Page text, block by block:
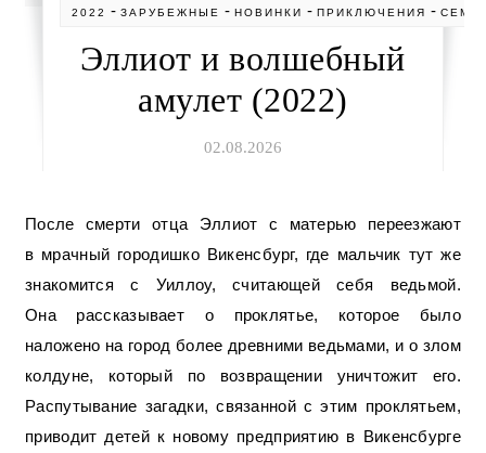
2022 -ЗАРУБЕЖНЫЕ -НОВИНКИ -ПРИКЛЮЧЕНИЯ -
Эллиот и волшебный
амулет (2022)
02.08.2026
После смерти отца Эллиот с матерью переезжают
в мрачный городишко Викенсбург, где мальчик тут же
знакомится с Уиллоу, считающей себя ведьмой.
Она рассказывает о проклятье, которое было
наложено на город более древними ведьмами, и о злом
колдуне, который по возвращении уничтожит его.
Распутывание загадки, связанной с этим проклятьем,
приводит детей к новому предприятию в Викенсбурге